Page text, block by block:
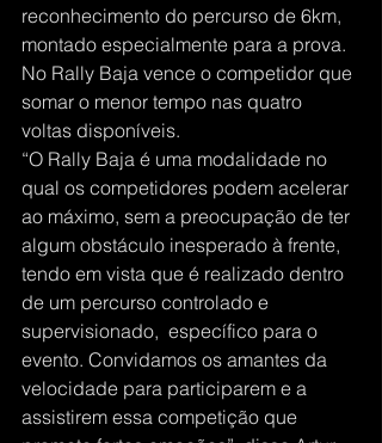
reconhecimento do percurso de 6km,
montado especialmente para a prova.
No Rally Baja vence o competidor que
somar o menor tempo nas quatro
voltas disponíveis.
“O Rally Baja é uma modalidade no
qual os competidores podem acelerar
ao máximo, sem a preocupação de ter
algum obstáculo inesperado à frente,
tendo em vista que é realizado dentro
de um percurso controlado e
supervisionado,  específico para o
evento. Convidamos os amantes da
velocidade para participarem e a
assistirem essa competição que